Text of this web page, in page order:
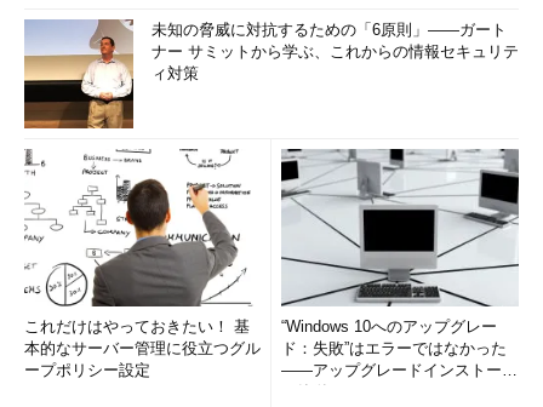
未知の脅威に対抗するための「6原則」――ガート
ナー サミットから学ぶ、これからの情報セキュリテ
ィ対策
これだけはやっておきたい！ 基
本的なサーバー管理に役立つグル
ープポリシー設定
“Windows 10へのアップグレー
ド：失敗”はエラーではなかった
――アップグレードインストール